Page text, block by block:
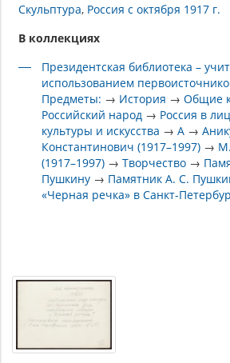
Скульптура Россия с октября 1917 г.
В коллекциях
Президентская библиотека –
использованием
Предметы: → История →Общие
Российский народ → Россия в
культуры и искусства →А →
Константинович (1917–1997) →
(1917–1997) →Творчество →
Пушкину → Памятник А. С.
«Черная речка» в Санкт-